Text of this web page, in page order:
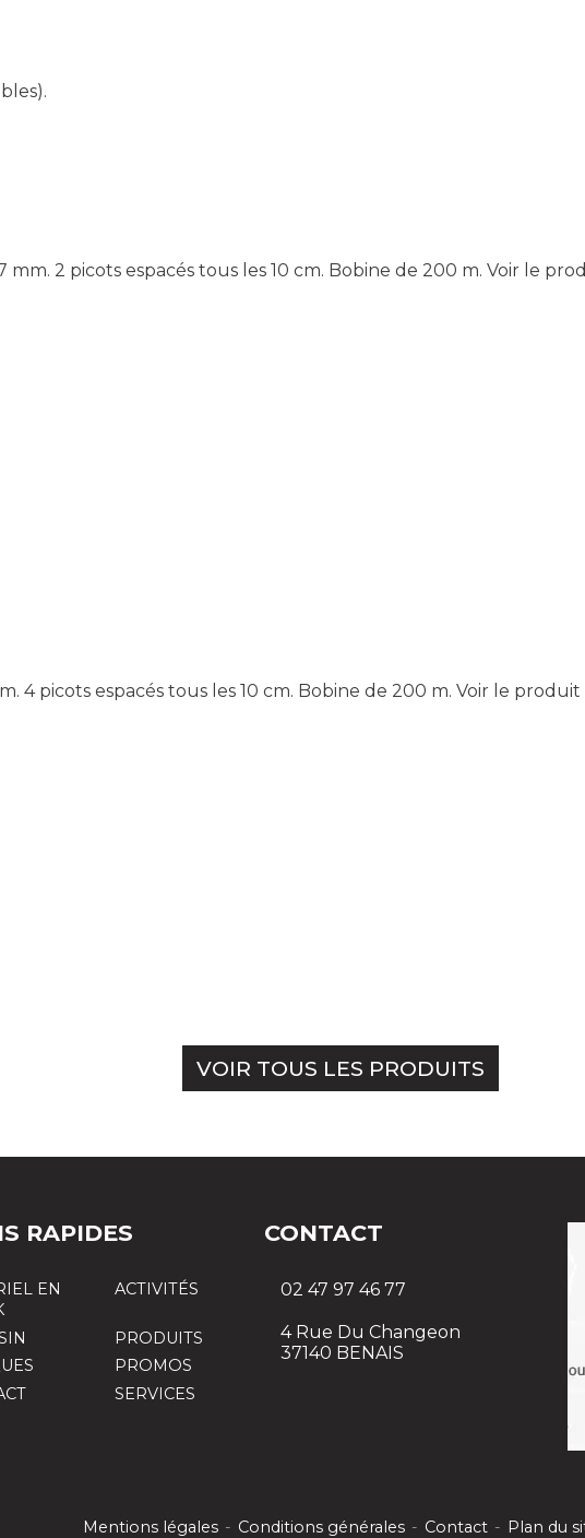
mm. 2 picots espacés tous les 10 cm. Bobine de 200 m. Voir le
4 picots espacés tous les 10 cm. Bobine de 200 m. Voir le produit
VOIR TOUS LES PRODUITS
RAPIDES
EN
ACTIVITÉS
PRODUITS
PROMOS
SERVICES
CONTACT
02 47 97 46 77
4 Rue Du Changeon
37140 BENAIS
Mentions légales - Conditions générales - Contact - Plan du